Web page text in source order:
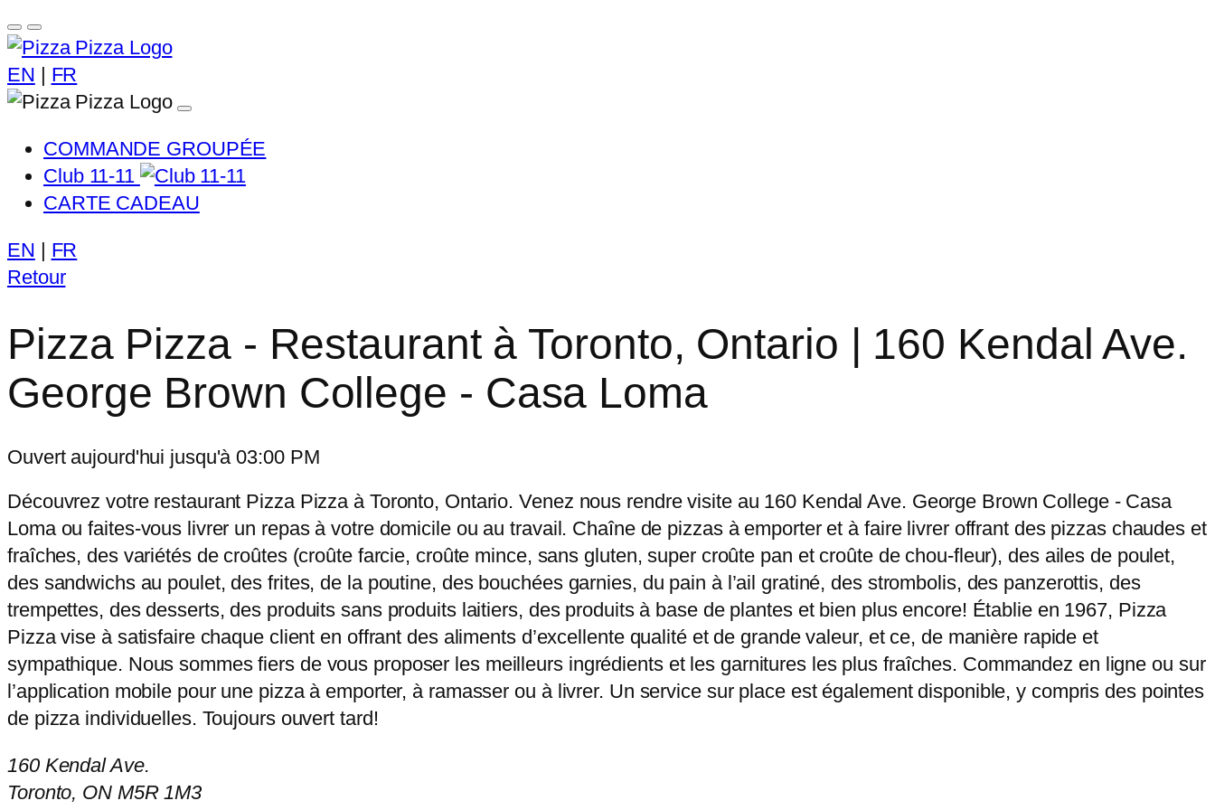
EN | FR
COMMANDE GROUPÉE
Club 11-11
CARTE CADEAU
EN | FR
Retour
Pizza Pizza - Restaurant à Toronto, Ontario | 160 Kendal Ave.
George Brown College - Casa Loma
Ouvert aujourd'hui jusqu'à 03:00 PM
Découvrez votre restaurant Pizza Pizza à Toronto, Ontario. Venez nous rendre visite au 160 Kendal Ave. George Brown College - Casa
Loma ou faites-vous livrer un repas à votre domicile ou au travail. Chaîne de pizzas à emporter et à faire livrer offrant des pizzas chaudes et
fraîches, des variétés de croûtes (croûte farcie, croûte mince, sans gluten, super croûte pan et croûte de chou-fleur), des ailes de poulet,
des sandwichs au poulet, des frites, de la poutine, des bouchées garnies, du pain à l’ail gratiné, des strombolis, des panzerottis, des
trempettes, des desserts, des produits sans produits laitiers, des produits à base de plantes et bien plus encore! Établie en 1967, Pizza
Pizza vise à satisfaire chaque client en offrant des aliments d’excellente qualité et de grande valeur, et ce, de manière rapide et
sympathique. Nous sommes fiers de vous proposer les meilleurs ingrédients et les garnitures les plus fraîches. Commandez en ligne ou sur
l’application mobile pour une pizza à emporter, à ramasser ou à livrer. Un service sur place est également disponible, y compris des pointes
de pizza individuelles. Toujours ouvert tard!
160 Kendal Ave.
Toronto, ON M5R 1M3